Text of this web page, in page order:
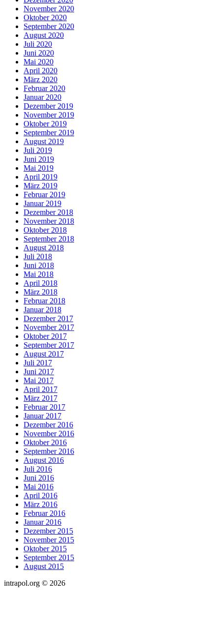
November 2020
Oktober 2020
September 2020
August 2020
Juli 2020
Juni 2020
Mai 2020
April 2020
März 2020
Februar 2020
Januar 2020
Dezember 2019
November 2019
Oktober 2019
September 2019
August 2019
Juli 2019
Juni 2019
Mai 2019
April 2019
März 2019
Februar 2019
Januar 2019
Dezember 2018
November 2018
Oktober 2018
September 2018
August 2018
Juli 2018
Juni 2018
Mai 2018
April 2018
März 2018
Februar 2018
Januar 2018
Dezember 2017
November 2017
Oktober 2017
September 2017
August 2017
Juli 2017
Juni 2017
Mai 2017
April 2017
März 2017
Februar 2017
Januar 2017
Dezember 2016
November 2016
Oktober 2016
September 2016
August 2016
Juli 2016
Juni 2016
Mai 2016
April 2016
März 2016
Februar 2016
Januar 2016
Dezember 2015
November 2015
Oktober 2015
September 2015
August 2015
intrapol.org © 2026